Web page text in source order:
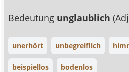
Bedeutung unglaublich
unerhört unbegreiflich
beispiellos bodenlos